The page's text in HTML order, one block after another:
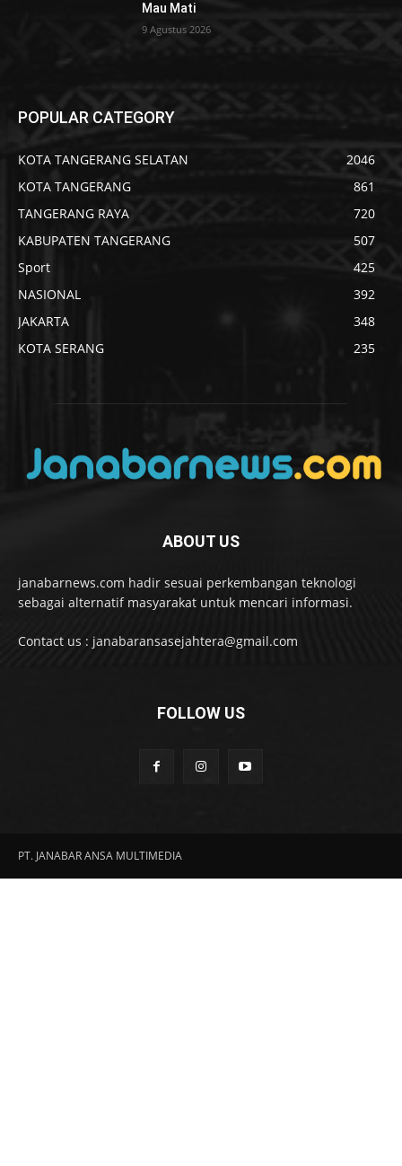
Mau Mati
9 Agustus 2026
POPULAR CATEGORY
KOTA TANGERANG SELATAN
2046
KOTA TANGERANG
861
TANGERANG RAYA
720
KABUPATEN TANGERANG
507
Sport
425
NASIONAL
392
JAKARTA
348
KOTA SERANG
235
ABOUT US
janabarnews.com hadir sesuai perkembangan teknologi
sebagai alternatif masyarakat untuk mencari informasi.
Contact us : janabaransasejahtera@gmail.com
FOLLOW US
PT. JANABAR ANSA MULTIMEDIA